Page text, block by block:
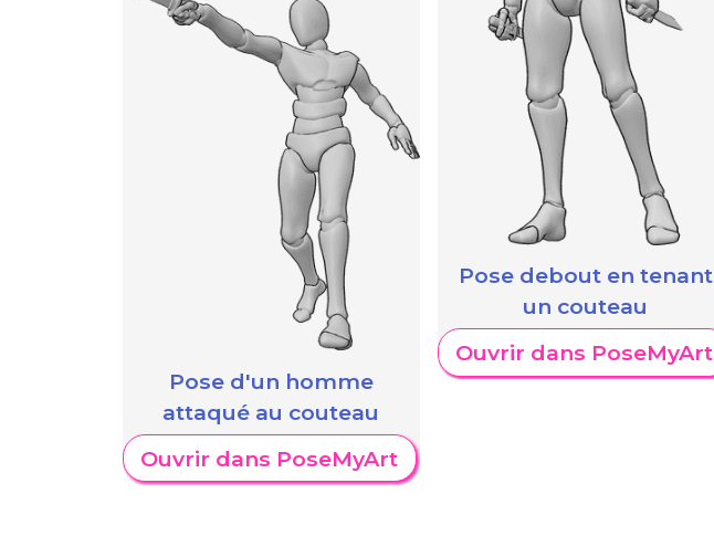
Pose d'un homme
attaqué au couteau
Ouvrir dans PoseMyArt
Pose debout en tenant
un couteau
Ouvrir dans PoseMyArt